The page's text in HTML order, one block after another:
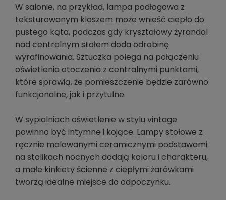
W salonie, na przykład, lampa podłogowa z
teksturowanym kloszem może wnieść ciepło do
pustego kąta, podczas gdy kryształowy żyrandol
nad centralnym stołem doda odrobinę
wyrafinowania. Sztuczka polega na połączeniu
oświetlenia otoczenia z centralnymi punktami,
które sprawią, że pomieszczenie będzie zarówno
funkcjonalne, jak i przytulne.
W sypialniach oświetlenie w stylu vintage
powinno być intymne i kojące. Lampy stołowe z
ręcznie malowanymi ceramicznymi podstawami
na stolikach nocnych dodają koloru i charakteru,
a małe kinkiety ścienne z ciepłymi żarówkami
tworzą idealne miejsce do odpoczynku.